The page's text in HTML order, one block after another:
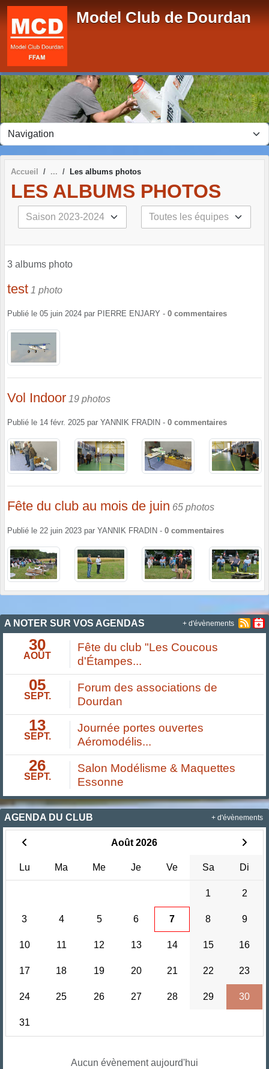
Model Club de Dourdan
Accueil Les albums photos
LES ALBUMS PHOTOS
3 albums photo
test 1 photo
Publié le 05 juin 2024 par PIERRE ENJARY - 0 commentaires
Vol Indoor 19 photos
Publié le 14 févr. 2025 par YANNIK FRADIN - 0 commentaires
Fête du club au mois de juin 65 photos
Publié le 22 juin 2023 par YANNIK FRADIN - 0 commentaires
A NOTER SUR VOS AGENDAS
30
AOÛT
Fête du club "Les Coucous
d'Étampes...
05
SEPT.
Forum des associations de
Dourdan
13
SEPT.
Journée portes ouvertes
Aéromodélis...
26
SEPT.
Salon Modélisme & Maquettes
Essonne
+ d'évènements
AGENDA DU CLUB
Août 2026
Lu Ma Me Je Ve Sa Di
1 2
3 4 5 6 7 8 9
10 11 12 13 14 15 16
17 18 19 20 21 22 23
24 25 26 27 28 29 30
31
Aucun évènement aujourd'hui
+ d'évènements
Panneau de gestion des cookies